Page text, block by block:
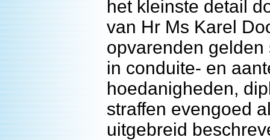
het kleinste detail
van Hr Ms Karel
opvarenden
in conduite- en
hoedanigheden,
straffen evengoed
uitgebreid